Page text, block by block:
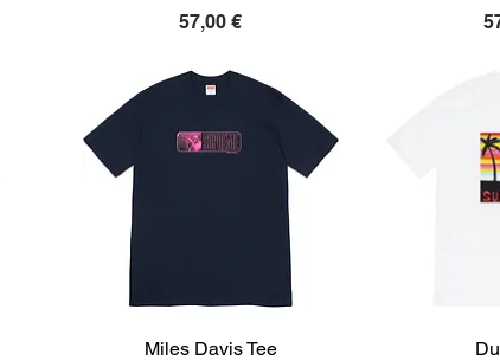
Preis
57,00 €
Miles Davis Tee